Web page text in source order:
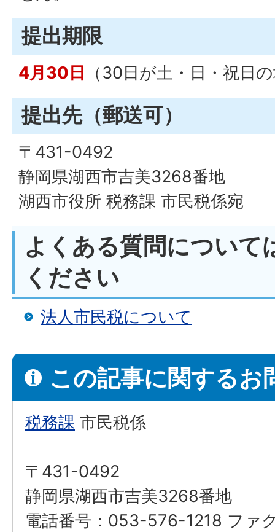
提出期限
4月30日 （30日が土・日・祝日
提出先（郵送可）
〒431-0492
静岡県湖西市吉美3268番地
湖西市役所 税務課 市民税係宛
よくある質問について
ください
法人市民税について
この記事に関するお
税務課 市民税係
〒431-0492
静岡県湖西市吉美3268番地
電話番号：053-576-1218 ファ